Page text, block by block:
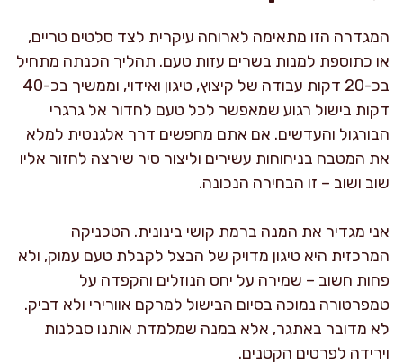
המגדרה הזו מתאימה לארוחה עיקרית לצד סלטים טריים,
או כתוספת למנות בשרים עזות טעם. תהליך הכנתה מתחיל
בכ-20 דקות עבודה של קיצוץ, טיגון ואידוי, וממשיך בכ-40
דקות בישול רגוע שמאפשר לכל טעם לחדור אל גרגרי
הבורגול והעדשים. אם אתם מחפשים דרך אלגנטית למלא
את המטבח בניחוחות עשירים וליצור סיר שירצה לחזור אליו
שוב ושוב – זו הבחירה הנכונה.
אני מגדיר את המנה ברמת קושי בינונית. הטכניקה
המרכזית היא טיגון מדויק של הבצל לקבלת טעם עמוק, ולא
פחות חשוב – שמירה על יחס הנוזלים והקפדה על
טמפרטורה נמוכה בסיום הבישול למרקם אוורירי ולא דביק.
לא מדובר באתגר, אלא במנה שמלמדת אותנו סבלנות
וירידה לפרטים הקטנים.